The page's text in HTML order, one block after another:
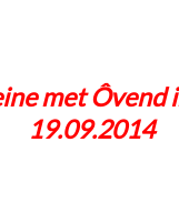
met Ôvend
19.09.2014